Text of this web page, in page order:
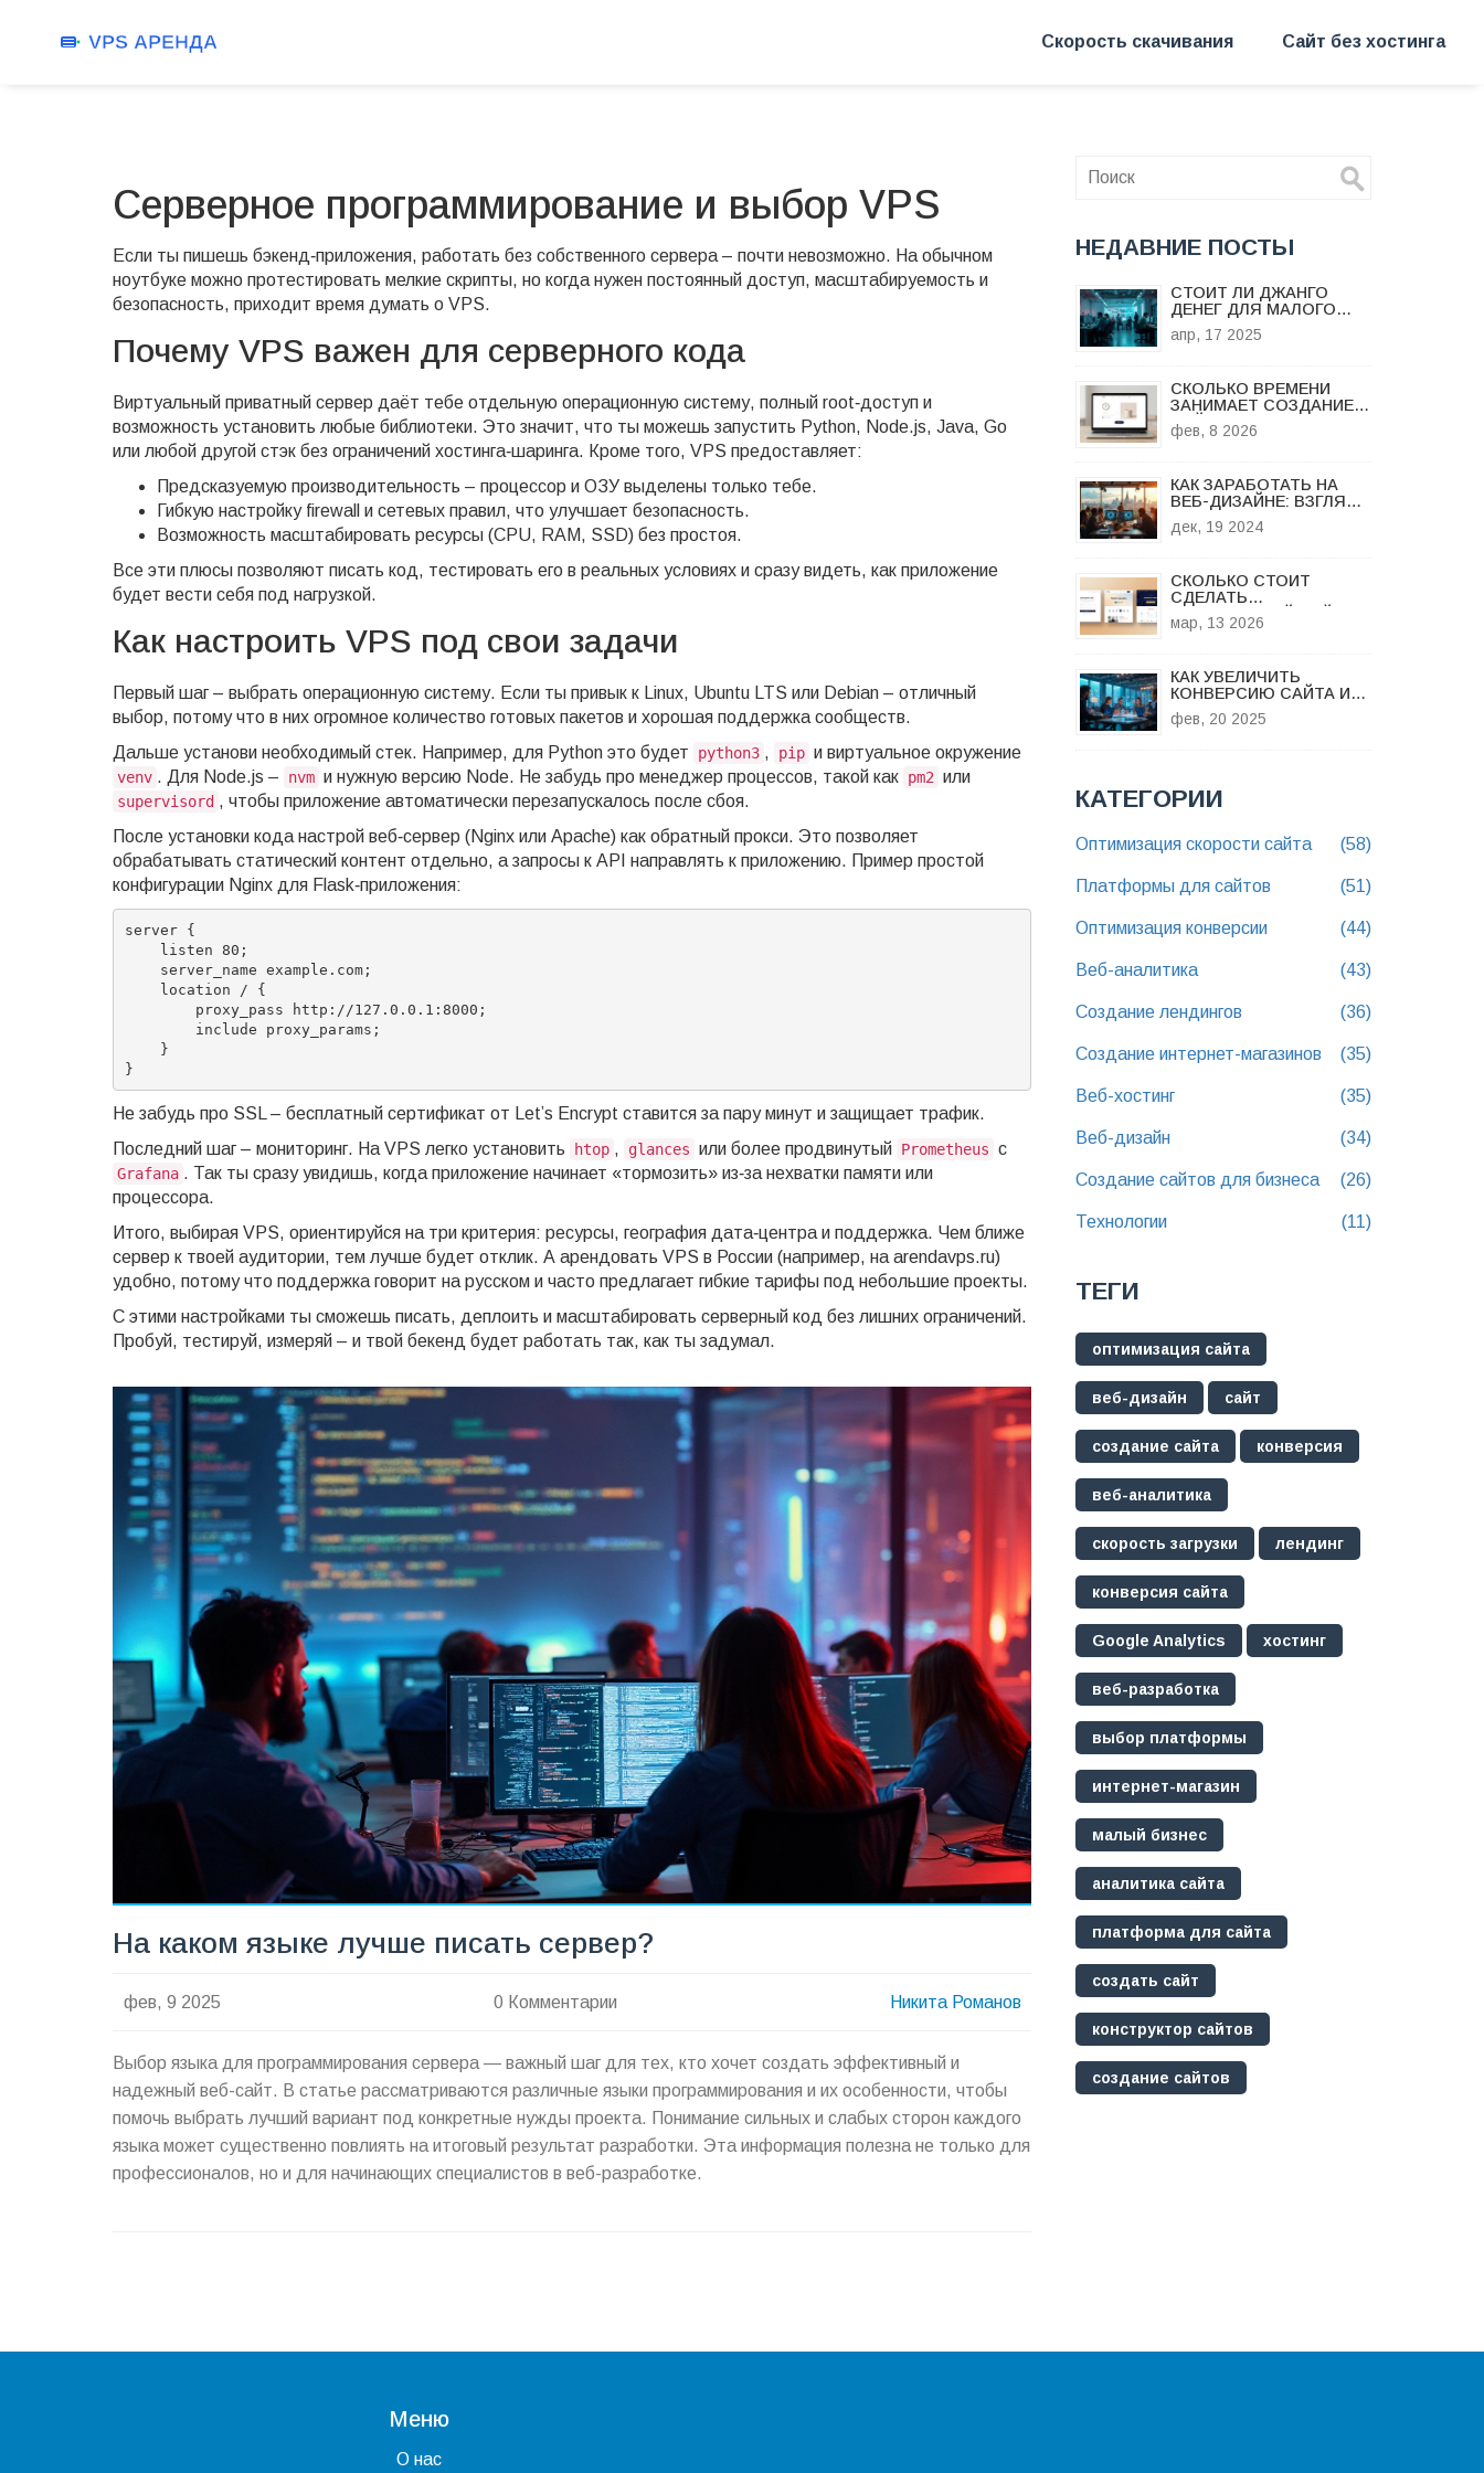
Скорость скачивания Сайт без хостинга
Серверное программирование и выбор VPS
Если ты пишешь бэкенд‑приложения, работать без собственного сервера – почти невозможно. На обычном
ноутбуке можно протестировать мелкие скрипты, но когда нужен постоянный доступ, масштабируемость и
безопасность, приходит время думать о VPS.
Почему VPS важен для серверного кода
Виртуальный приватный сервер даёт тебе отдельную операционную систему, полный root‑доступ и
возможность установить любые библиотеки. Это значит, что ты можешь запустить Python, Node.js, Java, Go
или любой другой стэк без ограничений хостинга‑шаринга. Кроме того, VPS предоставляет:
Предсказуемую производительность – процессор и ОЗУ выделены только тебе.
Гибкую настройку firewall и сетевых правил, что улучшает безопасность.
Возможность масштабировать ресурсы (CPU, RAM, SSD) без простоя.
Все эти плюсы позволяют писать код, тестировать его в реальных условиях и сразу видеть, как приложение
будет вести себя под нагрузкой.
Как настроить VPS под свои задачи
Первый шаг – выбрать операционную систему. Если ты привык к Linux, Ubuntu LTS или Debian – отличный
выбор, потому что в них огромное количество готовых пакетов и хорошая поддержка сообществ.
Дальше установи необходимый стек. Например, для Python это будет
python3 , pip и виртуальное окружение
venv . Для Node.js – nvm и нужную версию Node. Не забудь про менеджер процессов, такой как pm2 или
supervisord , чтобы приложение автоматически перезапускалось после сбоя.
После установки кода настрой веб‑сервер (Nginx или Apache) как обратный прокси. Это позволяет
обрабатывать статический контент отдельно, а запросы к API направлять к приложению. Пример простой
конфигурации Nginx для Flask‑приложения:
server {
Не забудь про SSL – бесплатный сертификат от Let’s Encrypt ставится за пару минут и защищает трафик.
Последний шаг – мониторинг. На VPS легко установить
htop , glances или более продвинутый Prometheus с
Grafana . Так ты сразу увидишь, когда приложение начинает «тормозить» из‑за нехватки памяти или
процессора.
Итого, выбирая VPS, ориентируйся на три критерия: ресурсы, география дата‑центра и поддержка. Чем ближе
сервер к твоей аудитории, тем лучше будет отклик. А арендовать VPS в России (например, на arendavps.ru)
удобно, потому что поддержка говорит на русском и часто предлагает гибкие тарифы под небольшие проекты.
С этими настройками ты сможешь писать, деплоить и масштабировать серверный код без лишних ограничений.
Пробуй, тестируй, измеряй – и твой бекенд будет работать так, как ты задумал.
На каком языке лучше писать сервер?
фев, 9 2025 0 Комментарии Никита Романов
Выбор языка для программирования сервера — важный шаг для тех, кто хочет создать эффективный и
надежный веб-сайт. В статье рассматриваются различные языки программирования и их особенности, чтобы
помочь выбрать лучший вариант под конкретные нужды проекта. Понимание сильных и слабых сторон каждого
языка может существенно повлиять на итоговый результат разработки. Эта информация полезна не только для
профессионалов, но и для начинающих специалистов в веб-разработке.
НЕДАВНИЕ ПОСТЫ
СТОИТ ЛИ ДЖАНГО
ДЕНЕГ ДЛЯ МАЛОГО
БИЗНЕСА?
апр, 17 2025
СКОЛЬКО ВРЕМЕНИ
ЗАНИМАЕТ СОЗДАНИЕ
САЙТА С НУЛЯ:
РЕАЛЬНЫЕ СРОКИ ДЛЯ
фев, 8 2026
КАК ЗАРАБОТАТЬ НА
ВЕБ-ДИЗАЙНЕ: ВЗГЛЯД
ИЗНУТРИ
дек, 19 2024
СКОЛЬКО СТОИТ
СДЕЛАТЬ
ЛЕНДИНГОВЫЙ САЙТ В
2026 ГОДУ: РЕАЛЬНЫЕ
мар, 13 2026
КАК УВЕЛИЧИТЬ
КОНВЕРСИЮ САЙТА И
ПРИВЛЕЧЬ БОЛЬШЕ
КЛИЕНТОВ
фев, 20 2025
КАТЕГОРИИ
Оптимизация скорости сайта (58)
Платформы для сайтов (51)
Оптимизация конверсии (44)
Веб-аналитика (43)
Создание лендингов (36)
Создание интернет-магазинов (35)
Веб-хостинг (35)
Веб-дизайн (34)
Создание сайтов для бизнеса (26)
Технологии (11)
ТЕГИ
оптимизация сайта
веб-дизайн сайт
создание сайта конверсия
веб-аналитика
скорость загрузки лендинг
конверсия сайта
Google Analytics хостинг
веб-разработка
выбор платформы
интернет-магазин
малый бизнес
аналитика сайта
платформа для сайта
создать сайт
конструктор сайтов
создание сайтов
Меню
О нас